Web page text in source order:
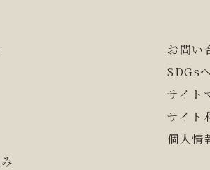
お問い
SDGs
サイト
サイト
個人情